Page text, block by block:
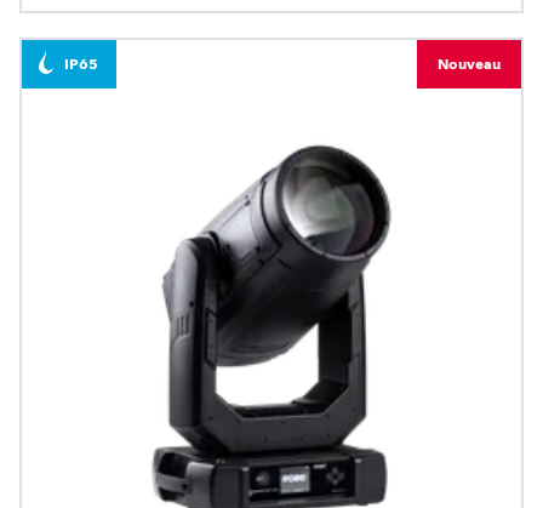
IP65 Nouveau